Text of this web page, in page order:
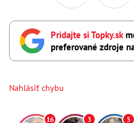
Pridajte si Topky.sk
preferované zdroje
Nahlásiť chybu
16 3 5